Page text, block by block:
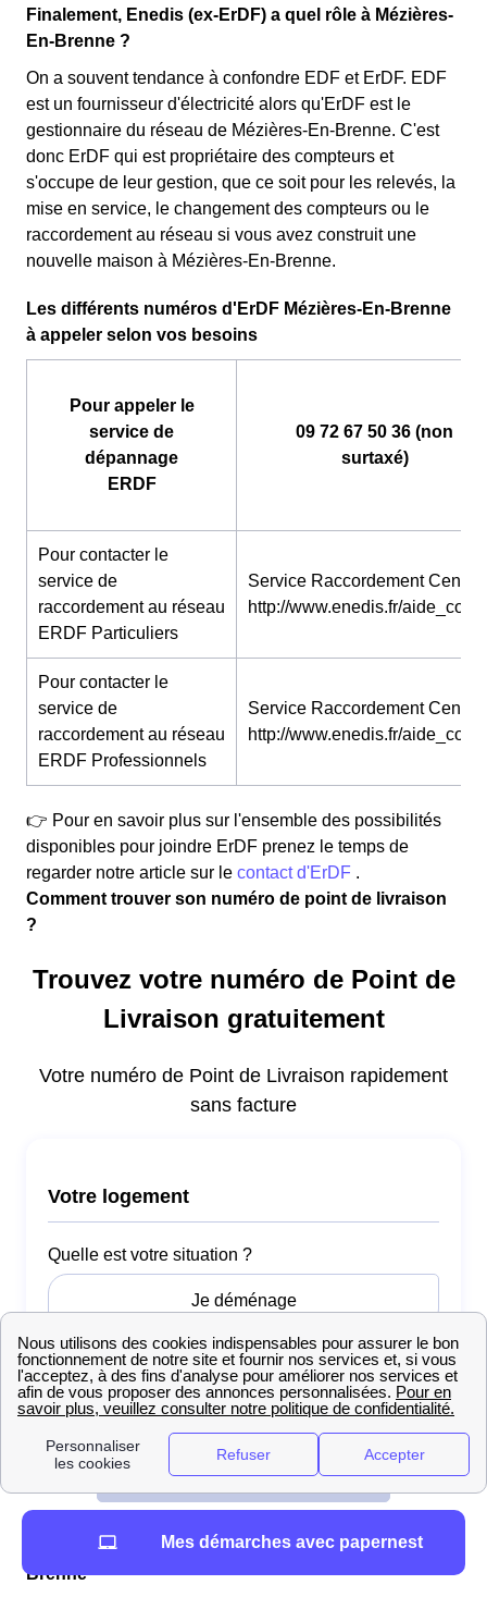
Finalement, Enedis (ex-ErDF) a quel rôle à Mézières-
En-Brenne ?
On a souvent tendance à confondre EDF et ErDF. EDF
est un fournisseur d'électricité alors qu'ErDF est le
gestionnaire du réseau de Mézières-En-Brenne. C'est
donc ErDF qui est propriétaire des compteurs et
s'occupe de leur gestion, que ce soit pour les relevés, la
mise en service, le changement des compteurs ou le
raccordement au réseau si vous avez construit une
nouvelle maison à Mézières-En-Brenne.
Les différents numéros d'ErDF Mézières-En-Brenne
à appeler selon vos besoins
Pour appeler le
service de
dépannage
ERDF
09 72 67 50 36 (non
surtaxé)
Pour contacter le
service de
raccordement au réseau
ERDF Particuliers
Service Raccordement Centre
http://www.enedis.fr/
Pour contacter le
service de
raccordement au réseau
ERDF Professionnels
Service Raccordement Centre
http://www.enedis.fr/
👉 Pour en savoir plus sur l'ensemble des possibilités
disponibles pour joindre ErDF prenez le temps de
regarder notre article sur le contact d'ErDF .
Comment trouver son numéro de point de livraison
?
Ouvrir un compteur électrique EDF à Mézières-En-
Brenne
Mes démarches avec papernest